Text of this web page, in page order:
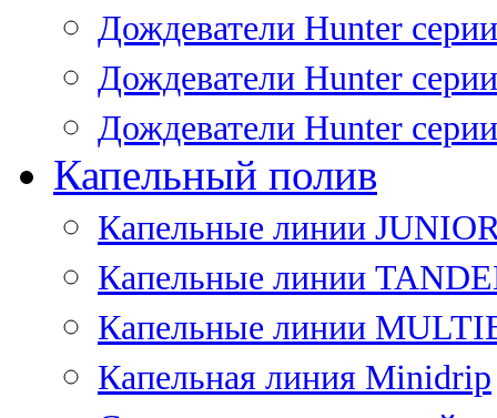
Дождеватели Hunter
Дождеватели Hunter
Дождеватели Hunter
Капельный полив
Капельные линии
Капельные линии
Капельные линии
Капельная линия Minidrip